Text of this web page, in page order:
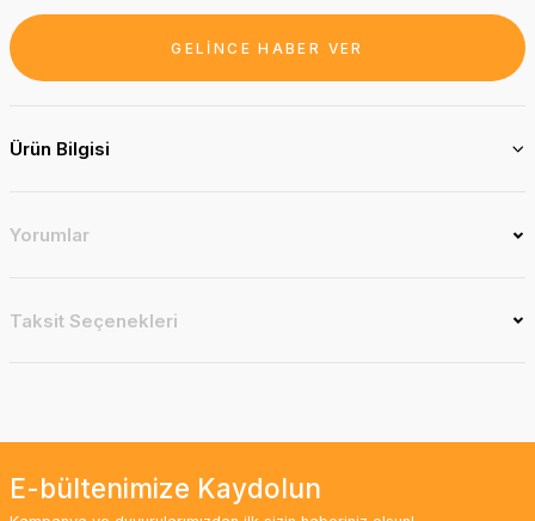
GELİNCE HABER VER
Ürün Bilgisi
Yorumlar
Taksit Seçenekleri
E-bültenimize Kaydolun